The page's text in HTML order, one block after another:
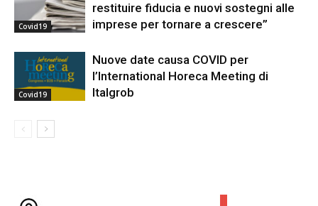
Covid19
restituire fiducia e nuovi sostegni alle
imprese per tornare a crescere”
Covid19
Nuove date causa COVID per
l’International Horeca Meeting di
Italgrob